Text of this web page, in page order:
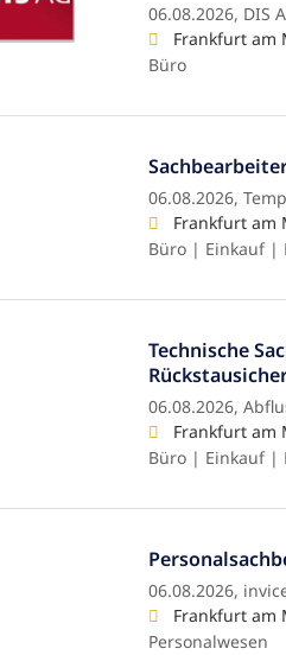
06.08.2026, DIS
Frankfurt am
Büro
06.08.2026,
Frankfurt am
Büro | Einkauf |
Technische
06.08.2026,
Frankfurt am
Büro | Einkauf |
06.08.2026,
Frankfurt am
Personalwesen